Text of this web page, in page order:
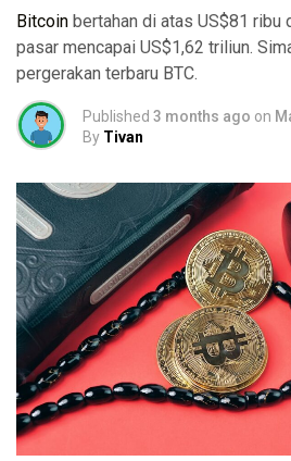
Bitcoin bertahan di atas US$81 ribu
pasar mencapai US$1,62 triliun.
pergerakan terbaru BTC.
Published 3 months ago on
By Tivan